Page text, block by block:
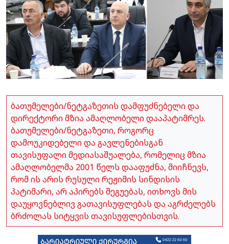
ბათუმელები/ნეტგაზეთის დამფუძნებელი და
დირექტორი მზია ამაღლობელი დააპატიმრეს.
ბათუმელები/ნეტგაზეთი, როგორც
დამოუკიდებელი და გავლენებისგან
თავისუფალი მედიასაშუალება, რომელიც მზია
ამაღლობელმა 2001 წელს დააფუძნა, მიიჩნევს,
რომ ის არის რუსული რეჟიმის სინდისის
პატიმარი, არ აპირებს შეგუებას, ითხოვს მის
დაუყოვნებლივ გათავისუფლებას და აგრძელებს
ბრძოლას სიტყვის თავისუფლებისთვის.